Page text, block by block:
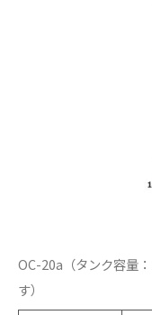
OC-20a（タンク容量
す）